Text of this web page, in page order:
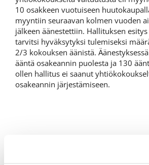
10 osakkeen vuotuiseen
myyntiin seuraavan kolmen vuoden
jälkeen äänestettiin. Hallituksen
tarvitsi hyväksytyksi tulemiseksi
2/3 kokouksen äänistä.
ääntä osakeannin puolesta ja 130
ollen hallitus ei saanut
osakeannin järjestämiseen.